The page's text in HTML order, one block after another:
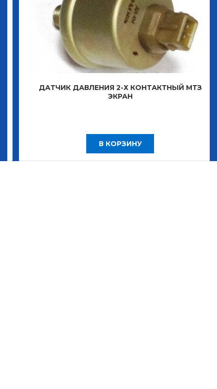
ДАТЧИК ДАВЛЕНИЯ 2-Х КОНТАКТНЫЙ МТЗ
ЭКРАН
В КОРЗИНУ